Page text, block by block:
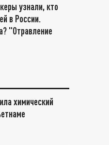
узнали, кто
в России.
"Отравление
химический